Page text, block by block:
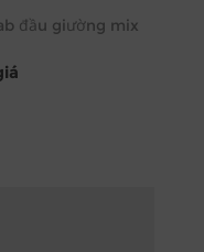
đầu giường mix